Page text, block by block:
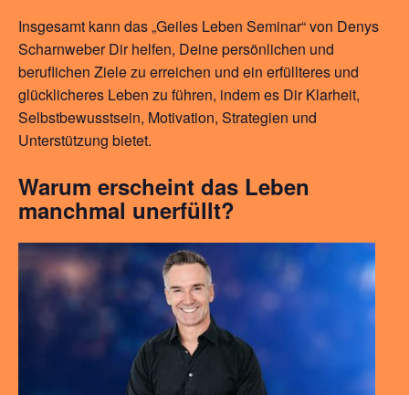
Insgesamt kann das „Geiles Leben Seminar“ von Denys
Scharnweber Dir helfen, Deine persönlichen und
beruflichen Ziele zu erreichen und ein erfüllteres und
glücklicheres Leben zu führen, indem es Dir Klarheit,
Selbstbewusstsein, Motivation, Strategien und
Unterstützung bietet.
Warum erscheint das Leben
manchmal unerfüllt?